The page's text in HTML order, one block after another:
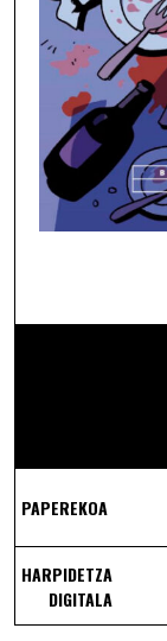
PAPEREKOA
HARPIDETZA
DIGITALA